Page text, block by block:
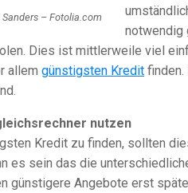
– Fotolia.com
notwendig
Dies ist mittlerweile viel
allem günstigsten Kredit
nutzen
Kredit zu finden, sollten
es sein das die
günstigere Angebote erst